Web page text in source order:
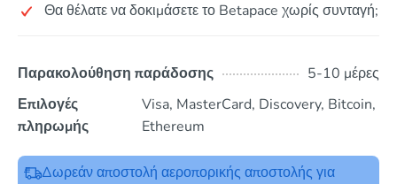
Θα θέλατε να δοκιμάσετε το Betapace χωρίς συνταγή;
Παρακολούθηση παράδοσης
5-10 μέρες
Επιλογές
πληρωμής
Visa, MasterCard, Discovery, Bitcoin,
Ethereum
Δωρεάν αποστολή αεροπορικής αποστολής για